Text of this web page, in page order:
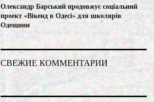
Олександр Барський продовжує соціальний
проект «Вікенд в Одесі» для школярів
Одещини
СВЕЖИЕ КОММЕНТАРИИ